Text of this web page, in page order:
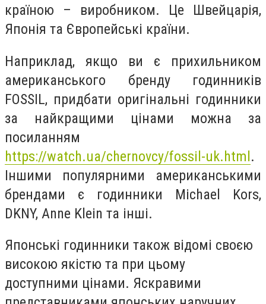
країною – виробником. Це Швейцарія,
Японія та Європейські країни.
Наприклад, якщо ви є прихильником
американського бренду годинників
FOSSIL, придбати оригінальні годинники
за найкращими цінами можна за
посиланням
https://watch.ua/chernovcy/fossil-uk.html.
Іншими популярними американськими
брендами є годинники Michael Kors,
DKNY, Anne Klein та інші.
Японські годинники також відомі своєю
високою якістю та при цьому
доступними цінами. Яскравими